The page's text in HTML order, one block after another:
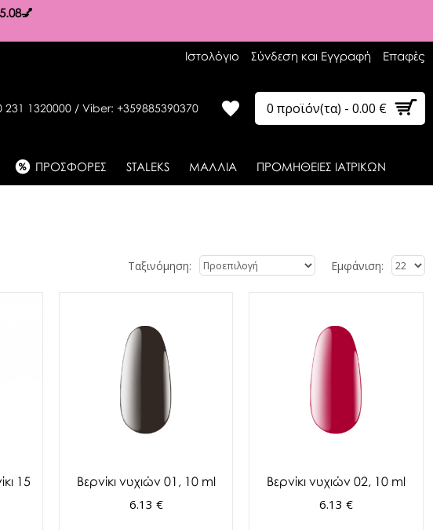
Ιστολόγιο Σύνδεση και Εγγραφή Επαφές
1320000 / Viber: +359885390370 0 προϊόν(τα) - 0.00 €
ΠΡΟΣΦΟΡΕΣ STALEKS ΜΑΛΛΙΑ ΠΡΟΜΗΘΕΙΕΣ ΙΑΤΡΙΚΩΝ
Ταξινόμηση: Εμφάνιση:
15
Βερνίκι νυχιών 01, 10 ml
6.13 €
Βερνίκι νυχιών 02, 10 ml
6.13 €